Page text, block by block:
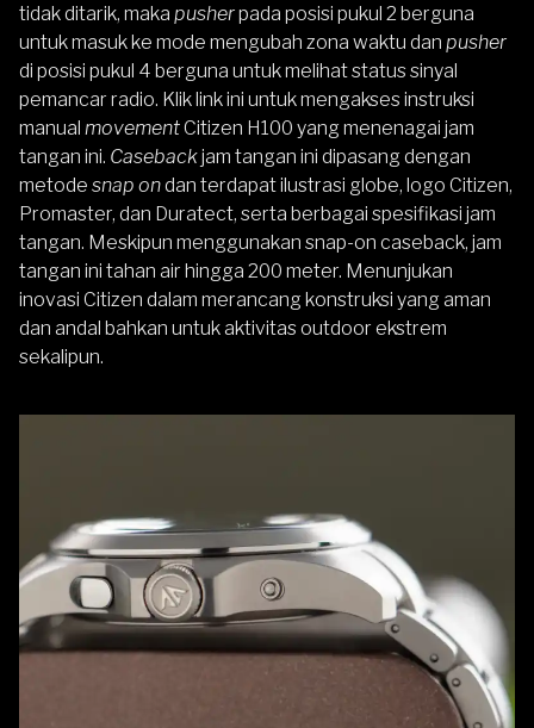
tidak ditarik, maka pusherpada posisi pukul 2 berguna
untuk masuk ke mode mengubah zona waktu dan pusher
di posisi pukul 4 berguna untuk melihat status sinyal
pemancar radio. Kliklink ini untuk mengakses instruksi
manual movementCitizen H100 yang menenagai jam
tangan ini. Casebackjam tangan ini dipasang dengan
metode snap ondan terdapat ilustrasi globe, logo Citizen,
Promaster, dan Duratect, serta berbagai spesifikasi jam
tangan. Meskipun menggunakan snap-on caseback, jam
tangan ini tahan air hingga 200 meter. Menunjukan
inovasi Citizen dalam merancang konstruksi yang aman
dan andal bahkan untuk aktivitas outdoor ekstrem
sekalipun.